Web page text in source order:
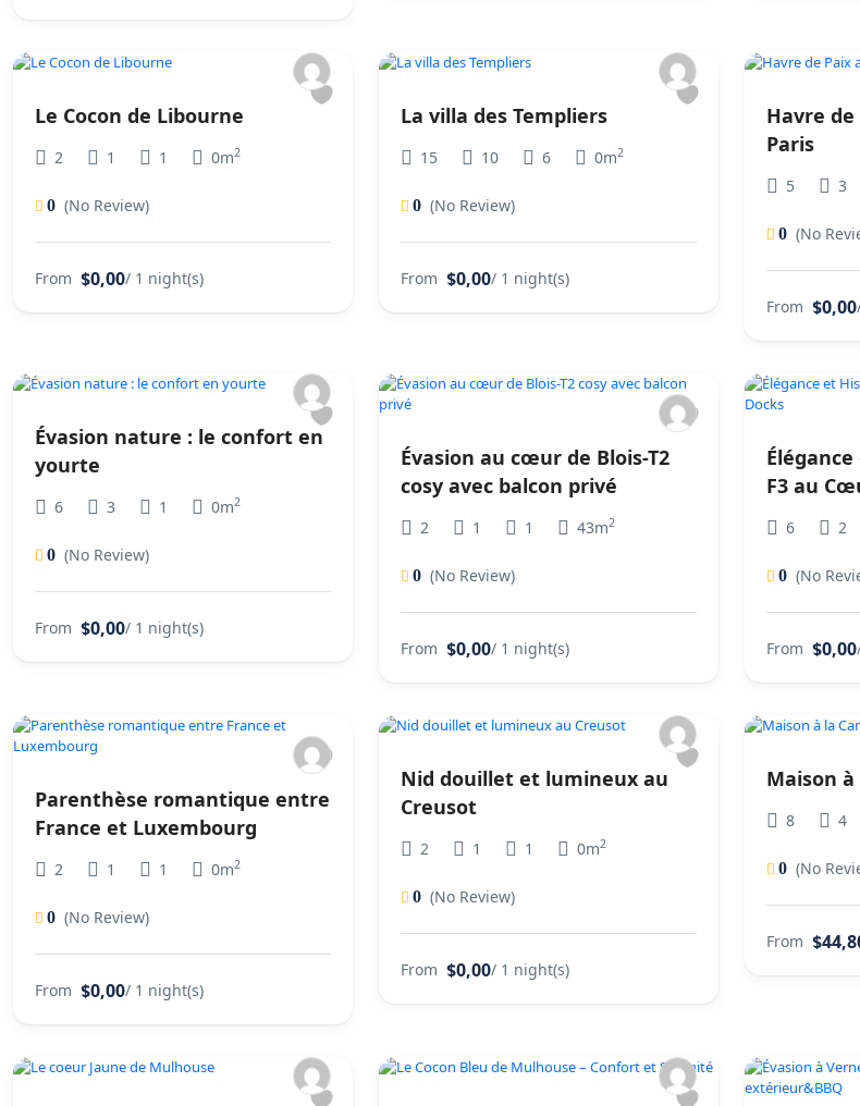
Le Cocon de Libourne
2 1 1 0m2
0 (No Review)
From $0,00/ 1 night(s)
La villa des Templiers
15 10 6 0m2
0 (No Review)
From $0,00/ 1 night(s)
Havre
Paris
5 3
0 (No
From $0,00
Évasion nature : le confort en
yourte
6 3 1 0m2
0 (No Review)
From $0,00/ 1 night(s)
Évasion au cœur de Blois-T2
cosy avec balcon privé
2 1 1 43m2
0 (No Review)
From $0,00/ 1 night(s)
F3 au
6 2
0 (No
From $0,00
Parenthèse romantique entre
France et Luxembourg
2 1 1 0m2
0 (No Review)
From $0,00/ 1 night(s)
Nid douillet et lumineux au
Creusot
2 1 1 0m2
0 (No Review)
From $0,00/ 1 night(s)
Maison
8 4
0 (No
From